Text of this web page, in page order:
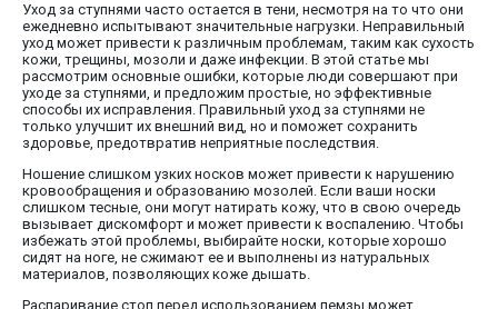
Уход за ступнями часто остается в тени, несмотря на то что они
ежедневно испытывают значительные нагрузки. Неправильный
уход может привести к различным проблемам, таким как сухость
кожи, трещины, мозоли и даже инфекции. В этой статье мы
рассмотрим основные ошибки, которые люди совершают при
уходе за ступнями, и предложим простые, но эффективные
способы их исправления. Правильный уход за ступнями не
только улучшит их внешний вид, но и поможет сохранить
здоровье, предотвратив неприятные последствия.
Ношение слишком узких носков может привести к нарушению
кровообращения и образованию мозолей. Если ваши носки
слишком тесные, они могут натирать кожу, что в свою очередь
вызывает дискомфорт и может привести к воспалению. Чтобы
избежать этой проблемы, выбирайте носки, которые хорошо
сидят на ноге, не сжимают ее и выполнены из натуральных
материалов, позволяющих коже дышать.
Распаривание стоп перед использованием пемзы может